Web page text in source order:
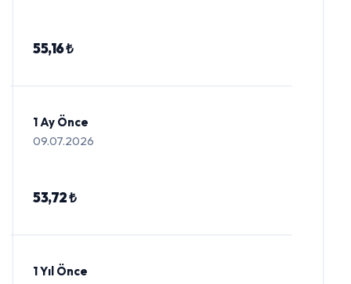
55,16 ₺
1 Ay Önce
09.07.2026
53,72 ₺
1 Yıl Önce